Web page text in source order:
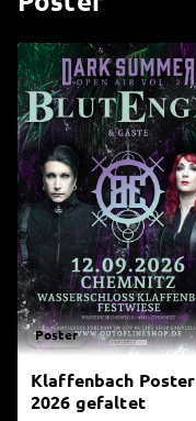
Poster
Klaffenbach Poster
2026 gefaltet